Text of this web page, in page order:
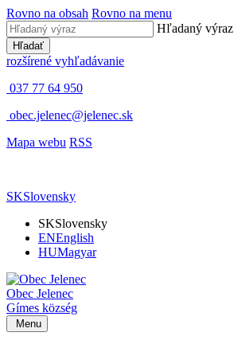
Rovno na obsah Rovno na menu
Hľadaný výraz
Hľadať
rozšírené vyhľadávanie
037 77 64 950
obec.jelenec@jelenec.sk
Mapa webu RSS
SKSlovensky
SKSlovensky
ENEnglish
HUMagyar
Obec Jelenec
Gímes község
Menu